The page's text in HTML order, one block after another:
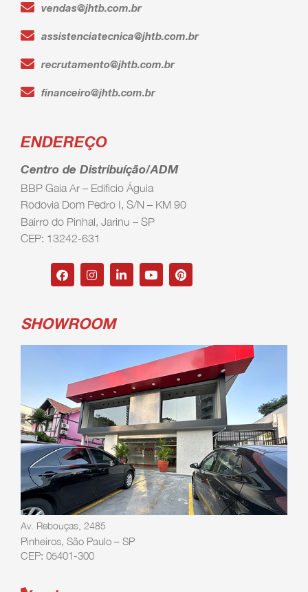
vendas@jhtb.com.br
assistenciatecnica@jhtb.com.br
recrutamento@jhtb.com.br
financeiro@jhtb.com.br
ENDEREÇO
Centro de Distribuíção/ADM
BBP Gaia Ar – Edificio Águia
Rodovia Dom Pedro I, S/N – KM 90
Bairro do Pinhal, Jarinu – SP
CEP: 13242-631
SHOWROOM
Av. Rebouças, 2485
Pinheiros, São Paulo – SP
CEP: 05401-300